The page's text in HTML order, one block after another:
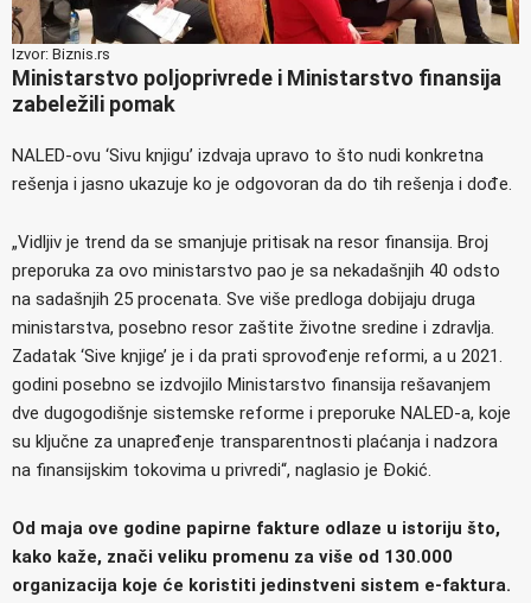
Izvor: Biznis.rs
Ministarstvo poljoprivrede i Ministarstvo finansija
zabeležili pomak
NALED-ovu ‘Sivu knjigu’ izdvaja upravo to što nudi konkretna
rešenja i jasno ukazuje ko je odgovoran da do tih rešenja i dođe.
„Vidljiv je trend da se smanjuje pritisak na resor finansija. Broj
preporuka za ovo ministarstvo pao je sa nekadašnjih 40 odsto
na sadašnjih 25 procenata. Sve više predloga dobijaju druga
ministarstva, posebno resor zaštite životne sredine i zdravlja.
Zadatak ‘Sive knjige’ je i da prati sprovođenje reformi, a u 2021.
godini posebno se izdvojilo Ministarstvo finansija rešavanjem
dve dugogodišnje sistemske reforme i preporuke NALED-a, koje
su ključne za unapređenje transparentnosti plaćanja i nadzora
na finansijskim tokovima u privredi“, naglasio je Đokić.
Od maja ove godine papirne fakture odlaze u istoriju što,
kako kaže, znači veliku promenu za više od 130.000
organizacija koje će koristiti jedinstveni sistem e-faktura.